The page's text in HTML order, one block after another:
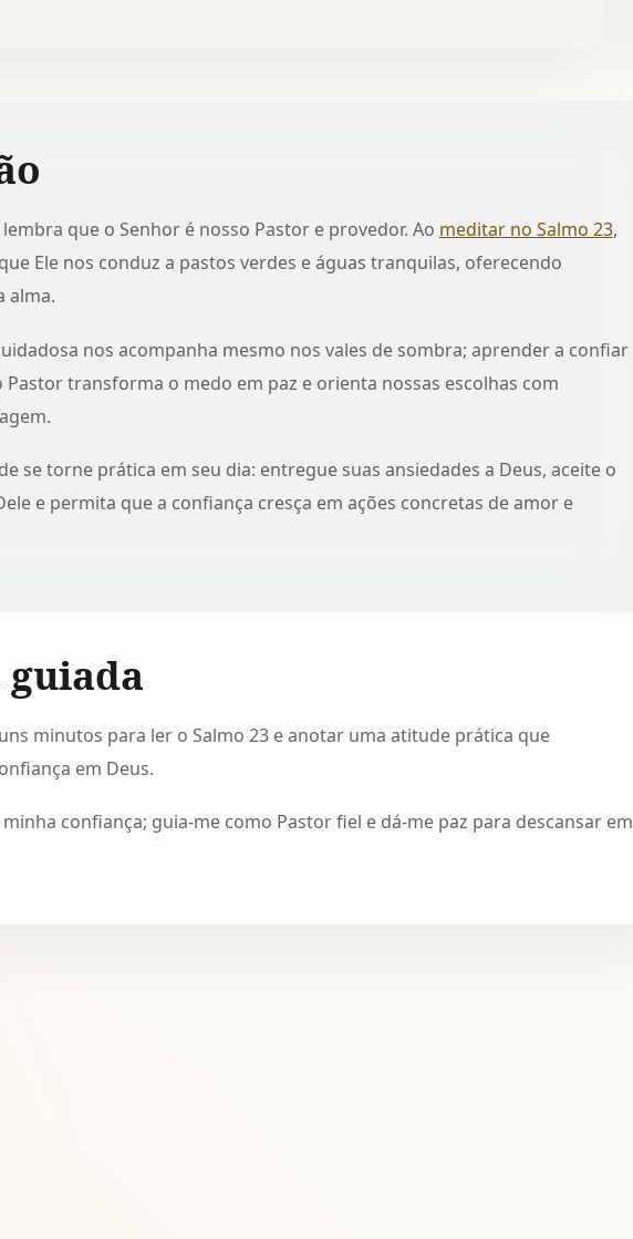
que o Senhor é nosso Pastor e provedor. Ao meditar no Salmo 23,
Ele nos conduz a pastos verdes e águas tranquilas, oferecendo
alma.
nos acompanha mesmo nos vales de sombra; aprender a confiar
Pastortransforma o medo em paz e orienta nossas escolhas com
se torne prática em seu dia: entregue suas ansiedades a Deus, aceite o
e permita que a confiança cresça em ações concretas de amor e
minutos para ler o Salmo 23 e anotar uma atitude prática que
em Deus.
confiança; guia-me como Pastor fiel e dá-me paz para descansar em